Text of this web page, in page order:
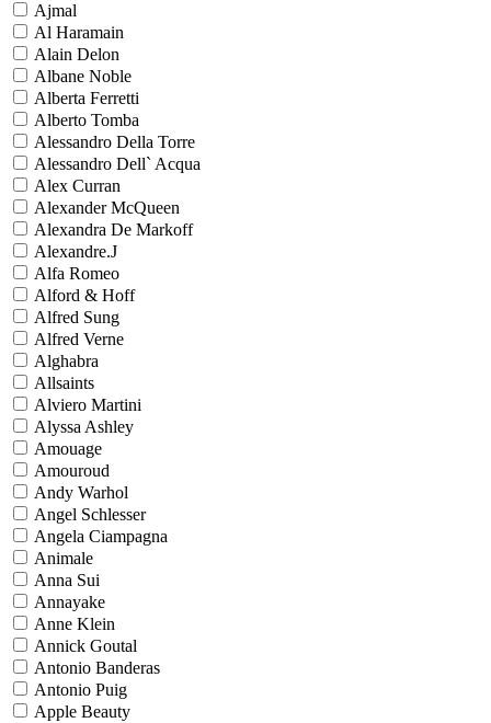
Ajmal
Al Haramain
Alain Delon
Albane Noble
Alberta Ferretti
Alberto Tomba
Alessandro Della Torre
Alessandro Dell` Acqua
Alex Curran
Alexander McQueen
Alexandra De Markoff
Alexandre.J
Alfa Romeo
Alford & Hoff
Alfred Sung
Alfred Verne
Alghabra
Allsaints
Alviero Martini
Alyssa Ashley
Amouage
Amouroud
Andy Warhol
Angel Schlesser
Angela Ciampagna
Animale
Anna Sui
Annayake
Anne Klein
Annick Goutal
Antonio Banderas
Antonio Puig
Apple Beauty